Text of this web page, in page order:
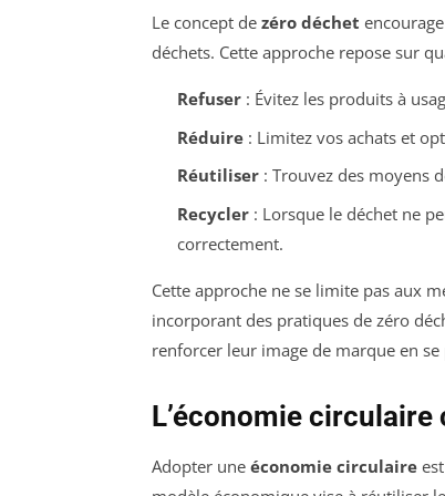
Le concept de zéro déchet
déchets. Cette approche repose sur
Refuser: Évitez les produits à
Réduire: Limitez vos achats et
Réutiliser: Trouvez des moyens
Recycler: Lorsque le déchet ne
correctement.
Cette approche ne se limite pas aux
incorporant des pratiques de zéro
renforcer leur image de marque en
L’économie
Adopter une économie circulaire